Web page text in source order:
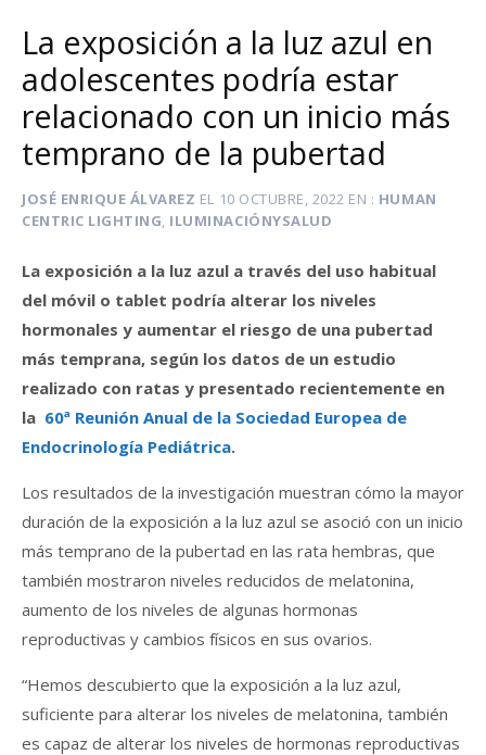
La exposición a la luz azul en
adolescentes podría estar
relacionado con un inicio más
temprano de la pubertad
JOSÉ ENRIQUE ÁLVAREZ EL 10 OCTUBRE, 2022 EN
HUMAN
CENTRIC LIGHTING, ILUMINACIÓNYSALUD
La exposición a la luz azul a través del uso habitual
del móvil o tablet podría alterar los niveles
hormonales y aumentar el riesgo de una pubertad
más temprana, según los datos de un estudio
realizado con ratas y presentado recientemente en
la 60ª Reunión Anual de la Sociedad Europea de
Endocrinología Pediátrica.
Los resultados de la investigación muestran cómo la mayor
duración de la exposición a la luz azul se asoció con un inicio
más temprano de la pubertad en las rata hembras, que
también mostraron niveles reducidos de melatonina,
aumento de los niveles de algunas hormonas
reproductivas y cambios físicos en sus ovarios.
“Hemos descubierto que la exposición a la luz azul,
suficiente para alterar los niveles de melatonina, también
es capaz de alterar los niveles de hormonas reproductivas